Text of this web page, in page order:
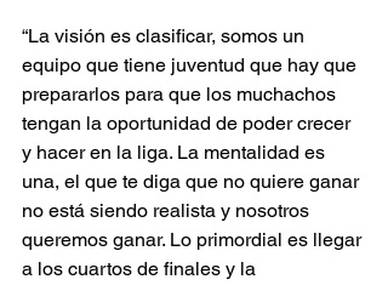
“La visión es clasificar, somos un
equipo que tiene juventud que hay que
prepararlos para que los muchachos
tengan la oportunidad de poder crecer
y hacer en la liga. La mentalidad es
una, el que te diga que no quiere ganar
no está siendo realista y nosotros
queremos ganar. Lo primordial es llegar
a los cuartos de finales y la